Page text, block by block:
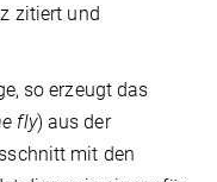
zitiert und
so erzeugt das
fly) aus der
mit den